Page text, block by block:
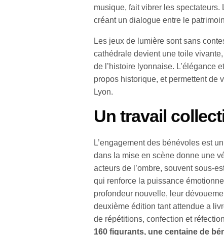
musique, fait vibrer les
créant un dialogue entre le
Les jeux de lumière sont sans
cathédrale devient une toile
de l’histoire lyonnaise. L’élégance
propos historique, et permettent de
Lyon.
Un travail
L’engagement des bénévoles est
dans la mise en scène donne une
acteurs de l’ombre, souvent sous-
qui renforce la puissance
profondeur nouvelle, leur
deuxième édition tant attendue a
de répétitions, confection et
160 figurants, une centaine de